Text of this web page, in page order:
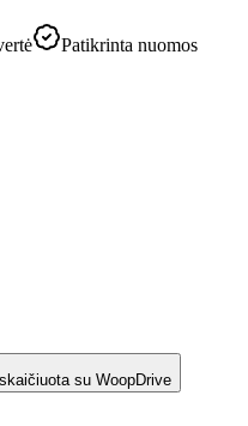
Patikrinta nuomos
su WoopDrive